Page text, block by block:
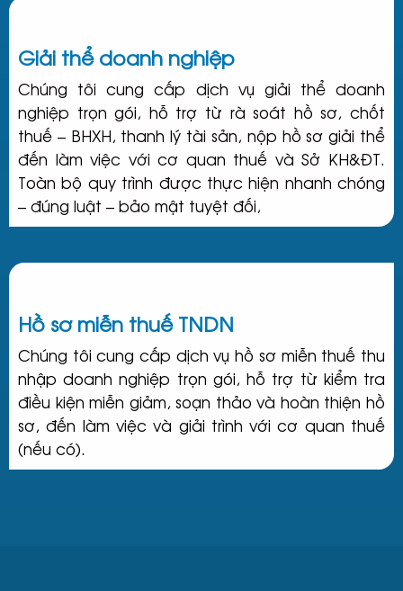
Giải thể doanh nghiệp
Chúng tôi cung cấp dịch vụ giải thể doanh
nghiệp trọn gói, hỗ trợ từ rà soát hồ sơ, chốt
thuế – BHXH, thanh lý tài sản, nộp hồ sơ giải thể
đến làm việc với cơ quan thuế và Sở KH&ĐT.
Toàn bộ quy trình được thực hiện nhanh chóng
– đúng luật – bảo mật tuyệt đối,
Hồ sơ miễn thuế TNDN
Chúng tôi cung cấp dịch vụ hồ sơ miễn thuế thu
nhập doanh nghiệp trọn gói, hỗ trợ từ kiểm tra
điều kiện miễn giảm, soạn thảo và hoàn thiện hồ
sơ, đến làm việc và giải trình với cơ quan thuế
(nếu có).​